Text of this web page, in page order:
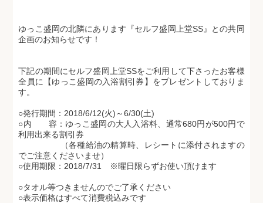
ゆっこ盛岡の北隣にあります『セルフ盛岡上堂SS』との共同
企画のお知らせです！
下記の期間にセルフ盛岡上堂SSをご利用して下さったお客様
全員に【ゆっこ盛岡の入浴割引券】をプレゼントしておりま
す。
○発行期間：2018/6/12(火)～6/30(土)
○内 容：ゆっこ盛岡の大人入浴料、通常680円が500円で
利用出来る割引券
（各種給油の精算時、レシートに添付されますの
でご注意くださいませ）
○使用期限：2018/7/31 ※曜日限らずお使い頂けます
○タオル等つきませんのでご了承ください
○表示価格はすべて消費税込みです